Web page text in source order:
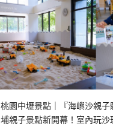
桃園中壢景點｜『海嶼沙親子
埔親子景點新開幕！室內玩沙